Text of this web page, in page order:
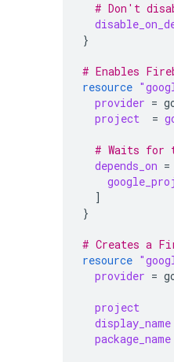
# Don't
}
# Enables
resource
provider =
project
=
# Waits for
depends_on =
]
}
# Creates a
resource
provider =
project
display_name
package_name